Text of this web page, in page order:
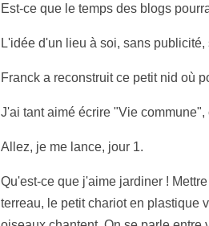
Est-ce que le temps des blogs
L'idée d'un lieu à soi, sans
Franck a reconstruit ce petit nid où
J'ai tant aimé écrire "Vie
Allez, je me lance, jour 1.
Qu'est-ce que j'aime jardiner !
terreau, le petit chariot en plastique